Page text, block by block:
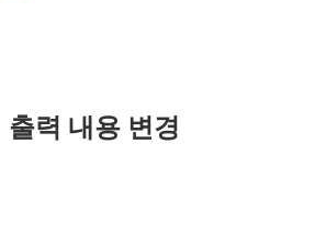
출력 내용 변경